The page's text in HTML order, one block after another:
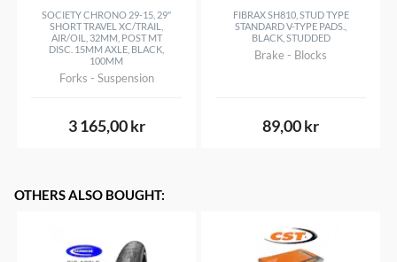
SOCIETY CHRONO 29-15, 29"
SHORT TRAVEL XC/TRAIL,
AIR/OIL, 32MM, POST MT
DISC. 15MM AXLE, BLACK,
100MM
Forks - Suspension
3 165,00 kr
FIBRAX SH810, STUD TYPE
STANDARD V-TYPE PADS.,
BLACK, STUDDED
Brake - Blocks
89,00 kr
OTHERS ALSO BOUGHT: